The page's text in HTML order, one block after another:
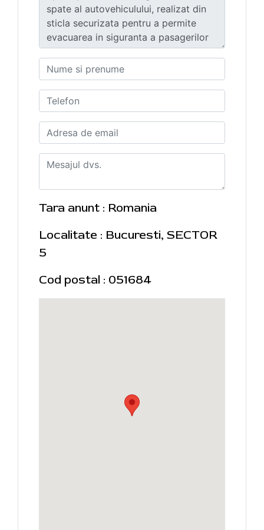
Tara anunt : Romania
Localitate : Bucuresti, SECTOR
5
Cod postal : 051684